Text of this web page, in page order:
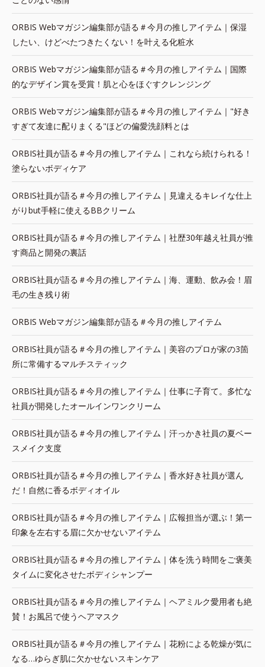
ORBIS Webマガジン編集部が語る＃今月の推しアイテム｜保湿
したい、けどべたつきたくない！を叶える化粧水
ORBIS Webマガジン編集部が語る＃今月の推しアイテム｜国際
的なデザイン賞を受賞！肌と心をほぐすクレンジング
ORBIS Webマガジン編集部が語る＃今月の推しアイテム｜"好き
すぎて友達に配りまくる"ほどの偏愛洗顔料とは
ORBIS社員が語る＃今月の推しアイテム｜これなら続けられる！
塗らないボディケア
ORBIS社員が語る＃今月の推しアイテム｜見違えるキレイな仕上
がりbut手軽に使えるBBクリーム
ORBIS社員が語る＃今月の推しアイテム｜社歴30年越え社員が推
す商品と開発の裏話
ORBIS社員が語る＃今月の推しアイテム｜海、運動、飲み会！眉
毛の生き残り術
ORBIS Webマガジン編集部が語る＃今月の推しアイテム
ORBIS社員が語る＃今月の推しアイテム｜美容のプロが家の3箇
所に常備するマルチスティック
ORBIS社員が語る＃今月の推しアイテム｜仕事に子育て。多忙な
社員が開発したオールインワンクリーム
ORBIS社員が語る＃今月の推しアイテム｜汗っかき社員の夏ベー
スメイク支度
ORBIS社員が語る＃今月の推しアイテム｜香水好き社員が選ん
だ！自然に香るボディオイル
ORBIS社員が語る＃今月の推しアイテム｜広報担当が選ぶ！第一
印象を左右する眉に欠かせないアイテム
ORBIS社員が語る＃今月の推しアイテム｜体を洗う時間をご褒美
タイムに変化させたボディシャンプー
ORBIS社員が語る＃今月の推しアイテム｜ヘアミルク愛用者も絶
賛！お風呂で使うヘアマスク
ORBIS社員が語る＃今月の推しアイテム｜花粉による乾燥が気に
なる…ゆらぎ肌に欠かせないスキンケア